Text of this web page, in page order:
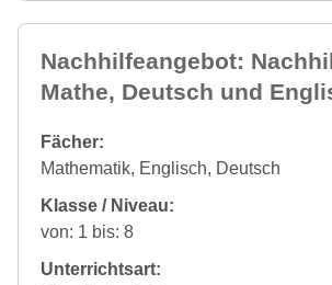
Nachhilfeangebot:
Mathe, Deutsch und
Fächer:
Mathematik, Englisch, Deutsch
Klasse / Niveau:
von: 1 bis: 8
Unterrichtsart: